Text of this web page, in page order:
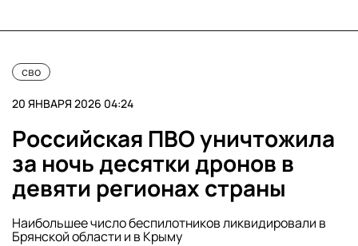
сво
20 ЯНВАРЯ 2026 04:24
Российская ПВО уничтожила
за ночь десятки дронов в
девяти регионах страны
Наибольшее число беспилотников ликвидировали в
Брянской области и в Крыму